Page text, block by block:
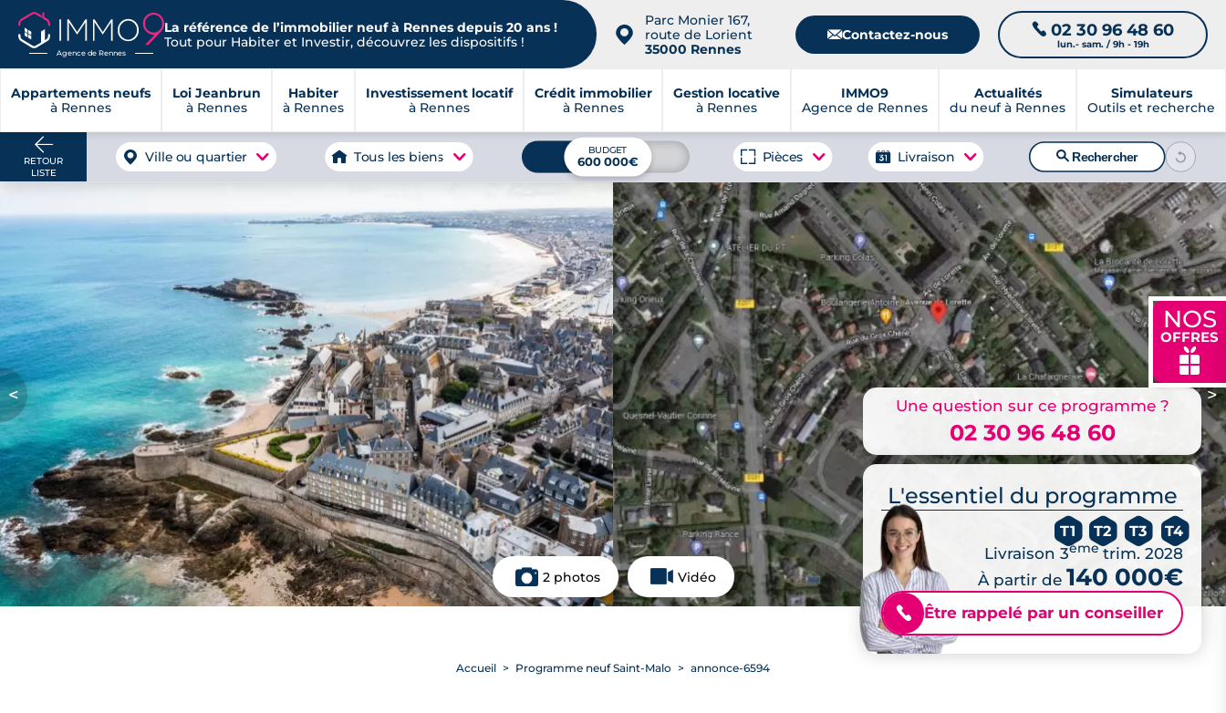
Agence de Rennes
La référence de l’immobilier neuf à Rennes depuis 20 ans !
Tout pour Habiter et Investir, découvrez les dispositifs !
📍
Parc Monier 167,
route de Lorient
35000 Rennes
📧Contactez-nous 📞 02 30 96 48 60
lun.- sam. / 9h - 19h
Appartements neufs
à Rennes
Loi Jeanbrun
à Rennes
Habiter
à Rennes
Investissement locatif
à Rennes
Crédit immobilier
à Rennes
Gestion locative
à Rennes
IMMO9
Agence de Rennes
Actualités
du neuf à Rennes
Simulateurs
Outils et recherche
NOS
OFFRES
🎁
RETOUR
LISTE
Ville ou quartier Tous les biens BUDGET
600 000€ Pièces Livraison 🔍Rechercher
< >
2 photos Vidéo
Une question sur ce programme ?
02 30 96 48 60
L'essentiel du programme
T1 T2 T3 T4
Livraison 3èmetrim. 2028
À partir de 140 000€
📞 Être rappelé par un conseiller
Accueil Programme neuf Saint-Malo annonce-6594